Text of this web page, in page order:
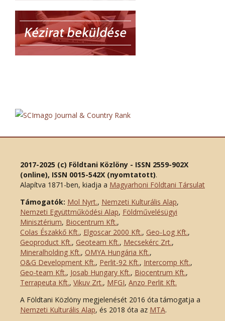
2017-2025 (c) Földtani Közlöny - ISSN 2559-902X
(online), ISSN 0015-542X (nyomtatott).
Alapítva 1871-ben, kiadja a Magyarhoni Földtani Társulat
Támogatók: Mol Nyrt., Nemzeti Kulturális Alap,
Nemzeti Együttműködési Alap, Földművelésügyi
Minisztérium, Biocentrum Kft.,
Colas Északkő Kft., Elgoscar 2000 Kft., Geo-Log Kft.,
Geoproduct Kft., Geoteam Kft., Mecsekérc Zrt.,
Mineralholding Kft., OMYA Hungária Kft.,
O&G Development Kft., Perlit-92 Kft., Intercomp Kft.,
Geo-team Kft., Josab Hungary Kft., Biocentrum Kft.,
Terrapeuta Kft., Vikuv Zrt., MFGI, Anzo Perlit Kft.
A Földtani Közlöny megjelenését 2016 óta támogatja a
Nemzeti Kulturális Alap, és 2018 óta az MTA.